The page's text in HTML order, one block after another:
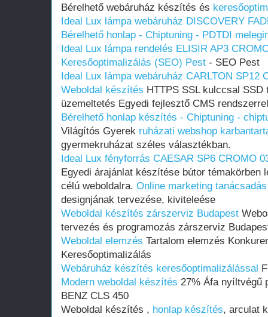
Bérelhető webáruház készítés és
Ideal Lux lámpa webáruház DISCOVERY
Bérelhető honlap - Chiptuning - PDTDI
Ideal Lux lámpa rendelés ELISIR AP3
Keresőoptimalizálás (SEO) Pest - SEO Pest
Ideal Lux lámpa webáruház CARLTON SP12
Weboldal készítés HTTPS SSL kulccsal
üzemeltetés Egyedi fejlesztő CMS rendszerrel
Bérelhető honlap készítés - Chiptuning -
Világítós Gyerek ruházati webshop
gyermekruházat széles választékban.
Ideal Lux fényforrás CAESAR SP6 CROMO
Egyedi árajánlat készítése bútor témakörben
célú weboldalra. Online marketing tanácsadás
designjának tervezése, kiviteleése
Weboldal készítés zárszerviz Budapest
tervezés és programozás zárszerviz
Weboldal elemzés Tartalom elemzés
Keresőoptimalizálás
Webáruház készítés keresőoptimalizálással
Modern weboldal készítés 27% Áfa nyíltvégű
BENZ CLS 450
Weboldal készítés , honlap készítés, arculat